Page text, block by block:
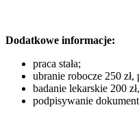
Dodatkowe informacje:
praca stała;
ubranie robocze 250
badanie lekarskie 200
podpisywanie